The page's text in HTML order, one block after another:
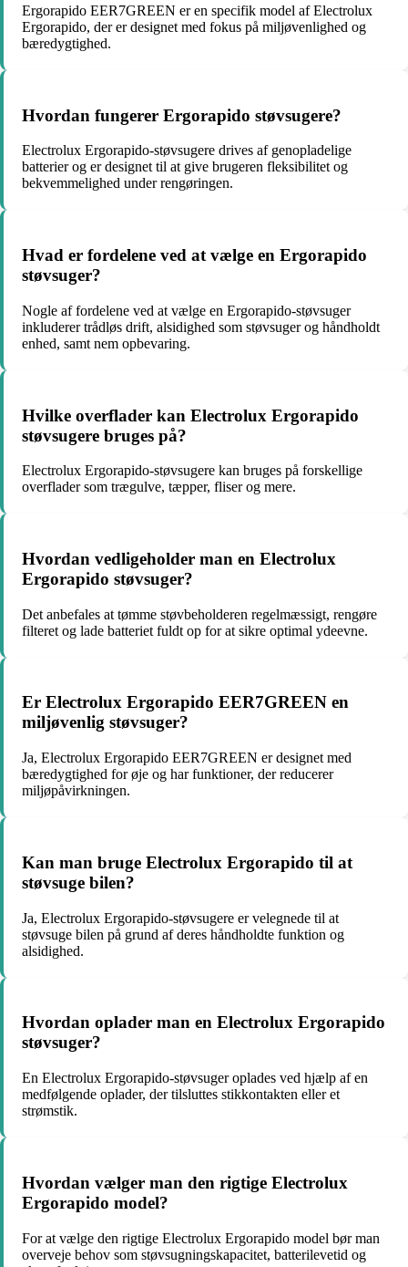
Ergorapido EER7GREEN er en specifik model af Electrolux
Ergorapido, der er designet med fokus på miljøvenlighed og
bæredygtighed.
Hvordan fungerer Ergorapido støvsugere?
Electrolux Ergorapido-støvsugere drives af genopladelige
batterier og er designet til at give brugeren fleksibilitet og
bekvemmelighed under rengøringen.
Hvad er fordelene ved at vælge en Ergorapido
støvsuger?
Nogle af fordelene ved at vælge en Ergorapido-støvsuger
inkluderer trådløs drift, alsidighed som støvsuger og håndholdt
enhed, samt nem opbevaring.
Hvilke overflader kan Electrolux Ergorapido
støvsugere bruges på?
Electrolux Ergorapido-støvsugere kan bruges på forskellige
overflader som trægulve, tæpper, fliser og mere.
Hvordan vedligeholder man en Electrolux
Ergorapido støvsuger?
Det anbefales at tømme støvbeholderen regelmæssigt, rengøre
filteret og lade batteriet fuldt op for at sikre optimal ydeevne.
Er Electrolux Ergorapido EER7GREEN en
miljøvenlig støvsuger?
Ja, Electrolux Ergorapido EER7GREEN er designet med
bæredygtighed for øje og har funktioner, der reducerer
miljøpåvirkningen.
Kan man bruge Electrolux Ergorapido til at
støvsuge bilen?
Ja, Electrolux Ergorapido-støvsugere er velegnede til at
støvsuge bilen på grund af deres håndholdte funktion og
alsidighed.
Hvordan oplader man en Electrolux Ergorapido
støvsuger?
En Electrolux Ergorapido-støvsuger oplades ved hjælp af en
medfølgende oplader, der tilsluttes stikkontakten eller et
strømstik.
Hvordan vælger man den rigtige Electrolux
Ergorapido model?
For at vælge den rigtige Electrolux Ergorapido model bør man
overveje behov som støvsugningskapacitet, batterilevetid og